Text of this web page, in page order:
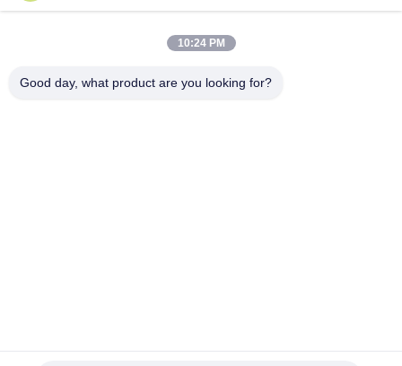
hybrydowym autobusem.
Wysokiej jakości pompa wodna Bextreme Shell 24VDC dla
10:24 PM
Good day, what product are you looking for?